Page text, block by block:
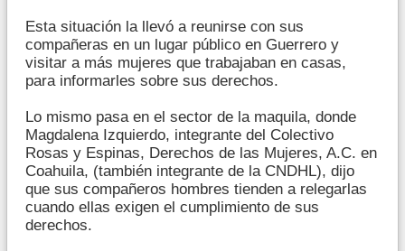
Esta situación la llevó a reunirse con sus
compañeras en un lugar público en Guerrero y
visitar a más mujeres que trabajaban en casas,
para informarles sobre sus derechos.
Lo mismo pasa en el sector de la maquila, donde
Magdalena Izquierdo, integrante del Colectivo
Rosas y Espinas, Derechos de las Mujeres, A.C. en
Coahuila, (también integrante de la CNDHL), dijo
que sus compañeros hombres tienden a relegarlas
cuando ellas exigen el cumplimiento de sus
derechos.